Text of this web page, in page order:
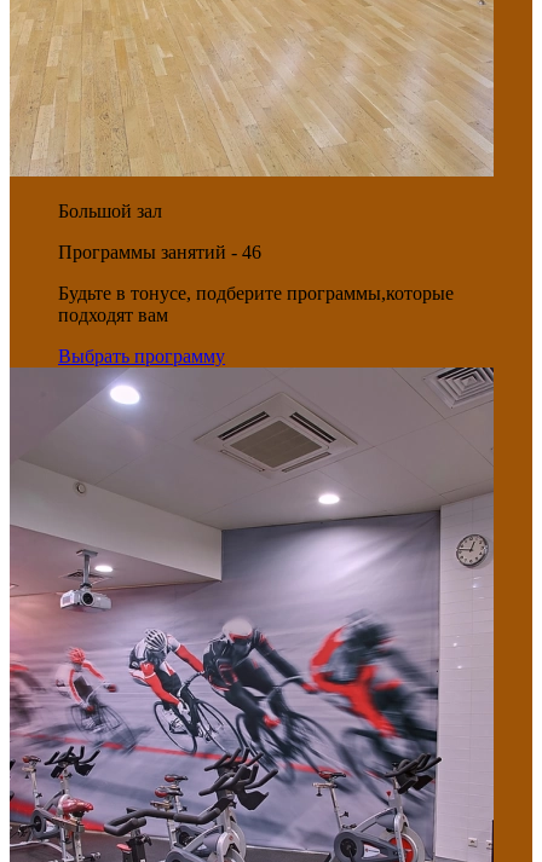
Большой зал
Программы занятий - 46
Будьте в тонусе, подберите программы,которые
подходят вам
Выбрать программу